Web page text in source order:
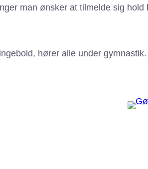
man ønsker at tilmelde sig hold
hører alle under gymnastik.